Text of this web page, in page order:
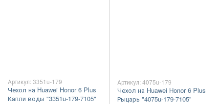
Артикул: 3351u-179
Чехол на Huawei Honor 6 Plus
Капли воды "3351u-179-7105"
Артикул: 4075u-179
Чехол на Huawei Honor 6 Plus
Рыцарь "4075u-179-7105"